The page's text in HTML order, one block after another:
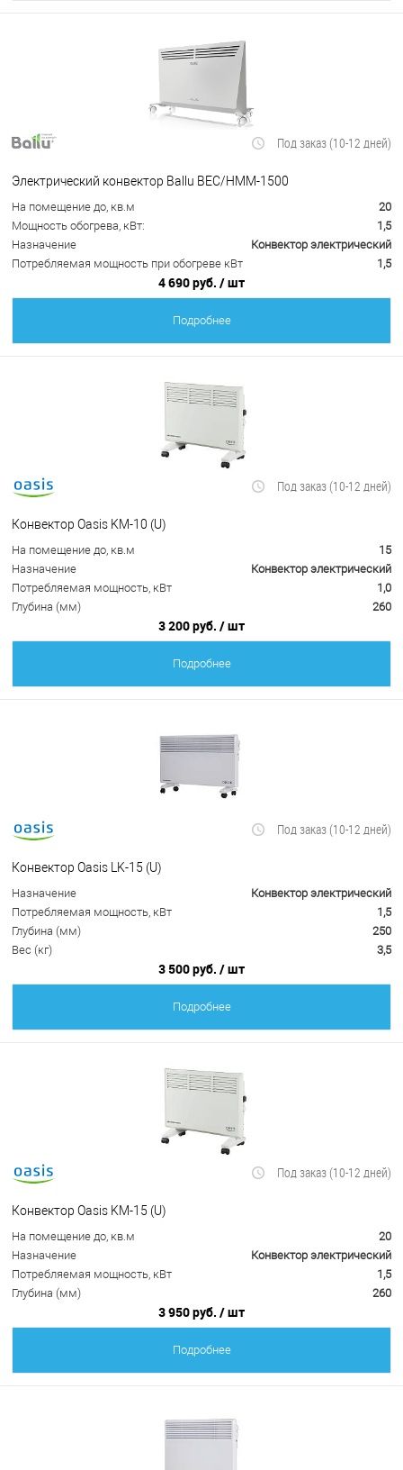
Под заказ (10-12 дней)
Электрический конвектор Ballu BEC/HMM-1500
На помещение до, кв.м
20
Мощность обогрева, кВт:
1,5
Назначение
Конвектор электрический
Потребляемая мощность при обогреве кВт
1,5
4 690 руб. / шт
Подробнее
Под заказ (10-12 дней)
Конвектор Oasis KM-10 (U)
На помещение до, кв.м
15
Назначение
Конвектор электрический
Потребляемая мощность, кВт
1,0
Глубина (мм)
260
3 200 руб. / шт
Подробнее
Под заказ (10-12 дней)
Конвектор Oasis LK-15 (U)
Назначение
Конвектор электрический
Потребляемая мощность, кВт
1,5
Глубина (мм)
250
Вес (кг)
3,5
3 500 руб. / шт
Подробнее
Под заказ (10-12 дней)
Конвектор Oasis KM-15 (U)
На помещение до, кв.м
20
Назначение
Конвектор электрический
Потребляемая мощность, кВт
1,5
Глубина (мм)
260
3 950 руб. / шт
Подробнее